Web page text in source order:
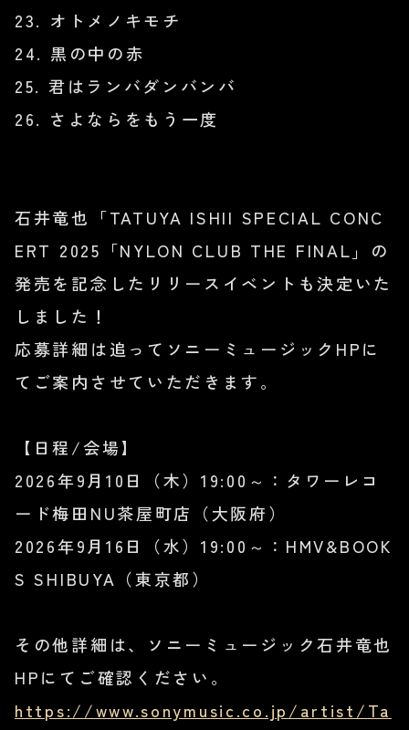
23. オトメノキモチ
24. 黒の中の赤
25. 君はランバダンバンバ
26. さよならをもう一度
石井竜也「TATUYA ISHII SPECIAL CONC
ERT 2025「NYLON CLUB THE FINAL」の
発売を記念したリリースイベントも決定いた
しました！
応募詳細は追ってソニーミュージックHPに
てご案内させていただきます。
【日程/会場】
2026年9月10日（木）19:00～：タワーレコ
ード梅田NU茶屋町店（大阪府）
2026年9月16日（水）19:00～：HMV&BOOK
S SHIBUYA（東京都）
その他詳細は、ソニーミュージック石井竜也
HPにてご確認ください。
https://www.sonymusic.co.jp/artist/Ta